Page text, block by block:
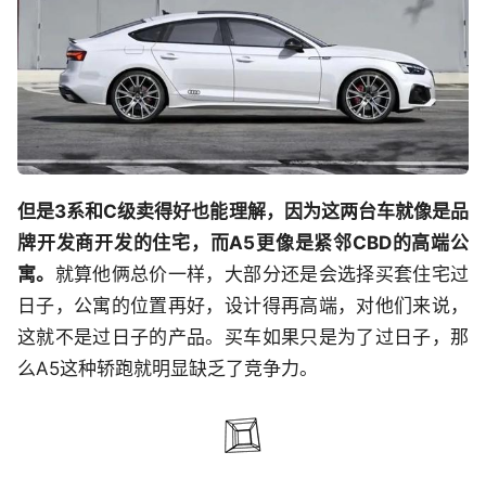
但是3系和C级卖得好也能理解，因为这两台车就像是品
牌开发商开发的住宅，而A5更像是紧邻CBD的高端公
寓。 就算他俩总价一样，大部分还是会选择买套住宅过
日子，公寓的位置再好，设计得再高端，对他们来说，
这就不是过日子的产品。买车如果只是为了过日子，那
么A5这种轿跑就明显缺乏了竞争力。